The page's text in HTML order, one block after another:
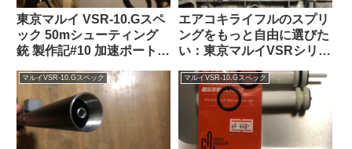
東京マルイ VSR-10.Gスペ
ック 50mシューティング
銃 製作記#10 加速ポート
による初速測定編
エアコキライフルのスプリ
ングをもっと自由に選びた
い：東京マルイVSRシリー
ゼンAPSライフル編
マルイVSR-10.Gスペック マルイVSR-10.Gスペック